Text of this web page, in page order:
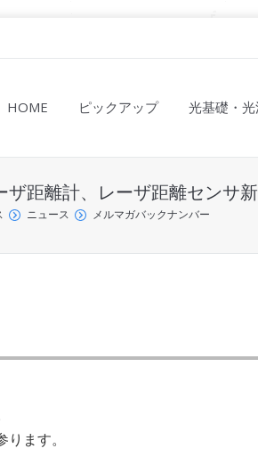
HOME ピックアップ 光基礎・
ザ距離計、レーザ距離センサ
ニュース メルマガバックナンバー
ます。